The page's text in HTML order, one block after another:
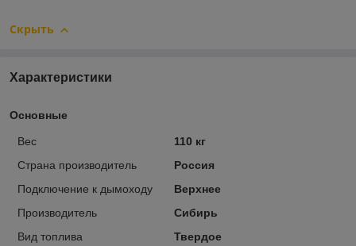
Скрыть
Характеристики
Основные
Вес
110 кг
Страна производитель
Россия
Подключение к дымоходу
Верхнее
Производитель
Сибирь
Вид топлива
Твердое